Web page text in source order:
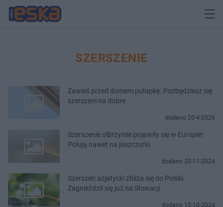
SZERSZENIE
Zawieś przed domem pułapkę. Pozbędziesz się
szerszeni na dobre
dodano 20-4-2026
Szerszenie olbrzymie pojawiły się w Europie!
Polują nawet na jaszczurki
dodano 20-11-2024
Szerszeń azjatycki zbliża się do Polski.
Zagnieździł się już na Słowacji
dodano 10-10-2024